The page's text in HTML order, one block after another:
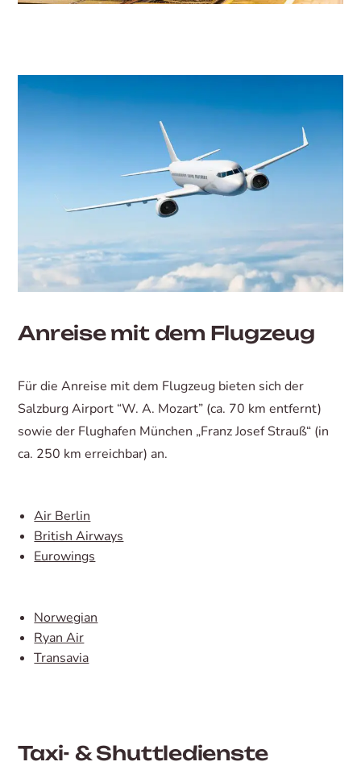
Anreise mit dem Flugzeug
Für die Anreise mit dem Flugzeug bieten sich der
Salzburg Airport “W. A. Mozart” (ca. 70 km entfernt)
sowie der Flughafen München „Franz Josef Strauß“ (in
ca. 250 km erreichbar) an.
Air Berlin
British Airways
Eurowings
Norwegian
Ryan Air
Transavia
Taxi- & Shuttledienste